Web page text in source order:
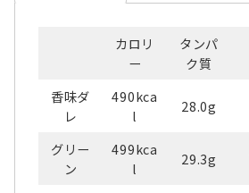
カロリ
ー
タンパ
ク質
香味ダ
レ
490kca
l
28.0g
グリー
ン
499kca
l
29.3g